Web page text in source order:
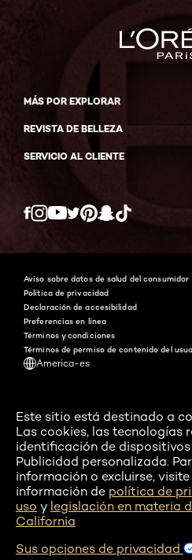
MÁS POR EXPLORAR
REVISTA DE BELLEZA
SERVICIO AL CLIENTE
Facebook
YouTube
Twitter
America-es
Aviso sobre datos de salud del consumidor
Política de privacidad
Declaración de accesibilidad
Preferencias en línea
Términos y condiciones
Términos de permiso de contenido del
Este sitio está destinado a
Las cookies, las tecnologías
identificación de
Publicidad personalizada.
información o excluirse, visite
información de política de
uso y legislación en materia
California
Sus opciones de privacidad